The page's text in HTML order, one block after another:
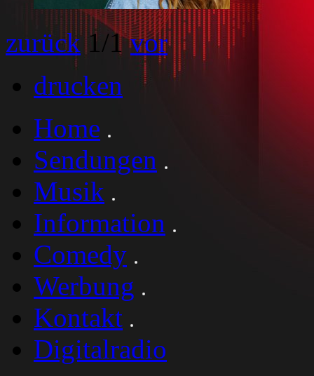
zurück 1/1vor
drucken
Home
Sendungen
Musik
Information
Comedy
Werbung
Kontakt
Digitalradio